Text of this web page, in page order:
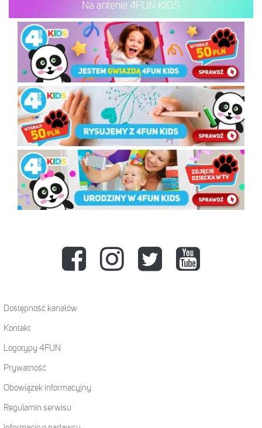
Na antenie 4FUN KIDS
Dostępność kanałów
Kontakt
Logotypy 4FUN
Prywatność
Obowiązek informacyjny
Regulamin serwisu